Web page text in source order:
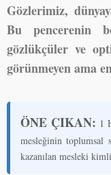
Gözlerimiz,
Bu pencerenin
gözlükçüler ve
görünmeyen ama
ÖNE ÇIKAN: 1
mesleğinin toplumsal
kazanılan mesleki